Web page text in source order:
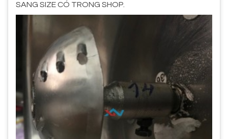
SANG SIZE CÓ TRONG SHOP.